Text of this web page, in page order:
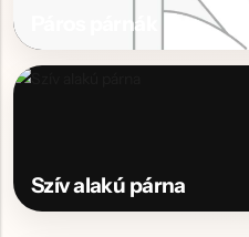
Páros párnák
Szív alakú párna